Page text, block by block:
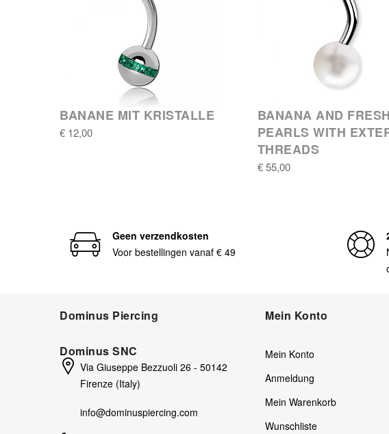
BANANE MIT KRISTALLE
€ 12,00
BANANA AND
PEARLS WITH
THREADS
€ 55,00
Geen verzendkosten
Voor bestellingen vanaf € 49
Neem 7
Dominus Piercing
Dominus SNC
Via Giuseppe Bezzuoli 26 - 50142
Firenze (Italy)
info@dominuspiercing.com
Mein Konto
Mein Konto
Anmeldung
Mein Warenkorb
Wunschliste